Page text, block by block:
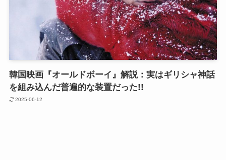
韓国映画『オールドボーイ』解説：実はギリシャ神話
を組み込んだ普遍的な装置だった!!
2025-06-12